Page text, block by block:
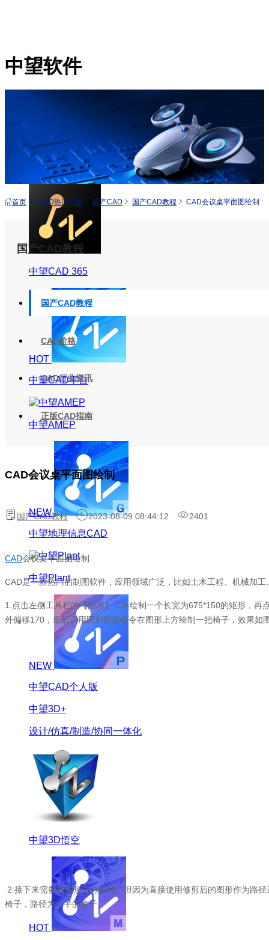
中望软件
中望CAD+
从工具到平台 打造行业解决方案
中望CAD 365
HOT
中望CAD平台
中望AMEP
NEW
中望地理信息CAD
中望Plant
NEW
中望CAD个人版
中望3D+
设计/仿真/制造/协同一体化
中望3D悟空
HOT
首页 CAD热门问题 国产CAD 国产CAD教程 CAD会议桌平面图绘制
国产CAD教程
国产CAD教程
CAD价格
CAD行业资讯
正版CAD指南
CAD会议桌平面图绘制
国产CAD教程 2023-08-09 08:44:12 2401
CAD会议桌平面图绘制
CAD是一款热门的制图软件，应用领域广泛，比如土木工程、机械加
1.点击左侧工具栏的【矩形】工具绘制一个长宽为675*150的矩形，
外偏移170，最后调用圆和圆弧命令在图形上方绘制一把椅子，效果如
2.接下来需要将图形进行阵列，但因为直接使用修剪后的图形作为路
椅子，路径为一半的桌子。